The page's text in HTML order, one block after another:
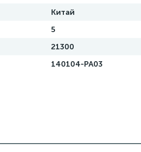
Китай
5
21300
140104-PA03